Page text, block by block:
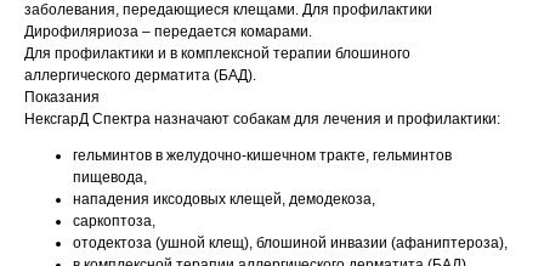
заболевания, передающиеся клещами. Для профилактики
Дирофиляриоза – передается комарами.
Для профилактики и в комплексной терапии блошиного
аллергического дерматита (БАД).
Показания
НексгарД Спектра назначают собакам для лечения и профилактики:
гельминтов в желудочно-кишечном тракте, гельминтов
пищевода,
нападения иксодовых клещей, демодекоза,
саркоптоза,
отодектоза (ушной клещ), блошиной инвазии (афаниптероза),
© 2015—2026 ООО «Сытая Морда»